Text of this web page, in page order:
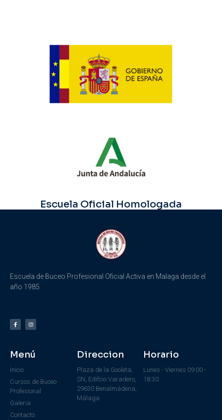
Escuela Oficial Homologada
Escuela de Buceo Profesional Oficial Activa en Malaga desde el
año 1985
Menú
Inicio
Cursos de Buceo
Profesional
Galeria
Contacto
Direccion
Plaza de la Gooleta,
SN, Edifcio Varadero,
29630 Benalmádena,
Málaga
Horario
Lunes - Viernes 09:00 -
18:30